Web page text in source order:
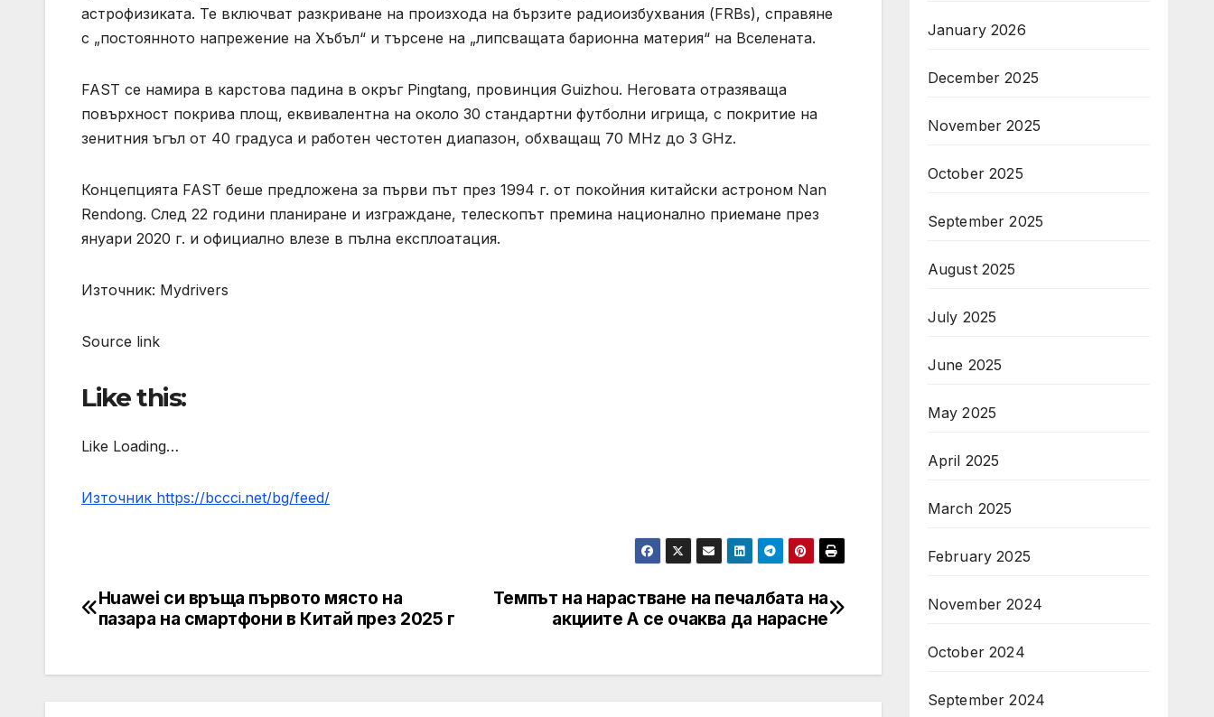
астрофизиката. Те включват разкриване на произхода на бързите радиоизбухвания (FRBs), справяне
с „постоянното напрежение на Хъбъл“ и търсене на „липсващата барионна материя“ на Вселената.
FAST се намира в карстова падина в окръг Pingtang, провинция Guizhou. Неговата отразяваща
повърхност покрива площ, еквивалентна на около 30 стандартни футболни игрища, с покритие на
зенитния ъгъл от 40 градуса и работен честотен диапазон, обхващащ 70 MHz до 3 GHz.
Концепцията FAST беше предложена за първи път през 1994 г. от покойния китайски астроном Nan
Rendong. След 22 години планиране и изграждане, телескопът премина национално приемане през
януари 2020 г. и официално влезе в пълна експлоатация.
Източник: Mydrivers
Source link
Like this:
Like Loading…
Източник https://bccci.net/bg/feed/
Post
Темпът на нарастване на печалбата на
акциите A се очаква да нарасне
Huawei си връща първото място на
пазара на смартфони в Китай през 2025 г
January 2026
December 2025
November 2025
October 2025
September 2025
August 2025
July 2025
June 2025
May 2025
April 2025
March 2025
February 2025
November 2024
October 2024
September 2024